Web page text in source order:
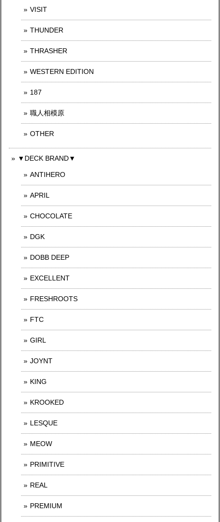
VISIT
THUNDER
THRASHER
WESTERN EDITION
187
職人相模原
OTHER
▼DECK BRAND▼
ANTIHERO
APRIL
CHOCOLATE
DGK
DOBB DEEP
EXCELLENT
FRESHROOTS
FTC
GIRL
JOYNT
KING
KROOKED
LESQUE
MEOW
PRIMITIVE
REAL
PREMIUM